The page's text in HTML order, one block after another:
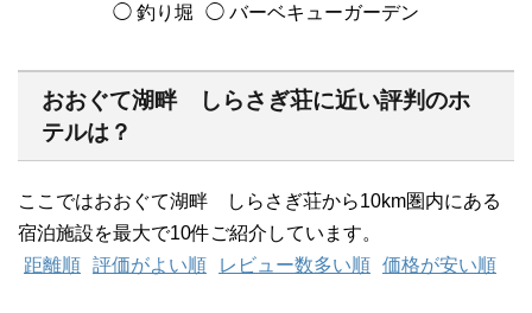
◯ 釣り堀 ◯ バーベキューガーデン
おおぐて湖畔 しらさぎ荘に近い評判のホ
テルは？
ここではおおぐて湖畔 しらさぎ荘から10km圏内にある
宿泊施設を最大で10件ご紹介しています。
距離順 評価がよい順 レビュー数多い順 価格が安い順